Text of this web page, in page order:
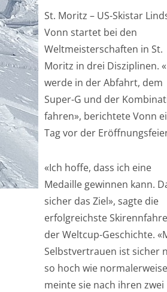
St. Moritz – US-Skistar
Vonn startet bei den
Weltmeisterschaften in St.
Moritz in drei Disziplinen.
werde in der Abfahrt, dem
Super-G und der
fahren», berichtete Vonn
Tag vor der
«Ich hoffe, dass ich eine
Medaille gewinnen kann.
sicher das Ziel», sagte die
erfolgreichste
der Weltcup-Geschichte.
Selbstvertrauen ist sicher
so hoch wie
meinte sie nach ihren zwei